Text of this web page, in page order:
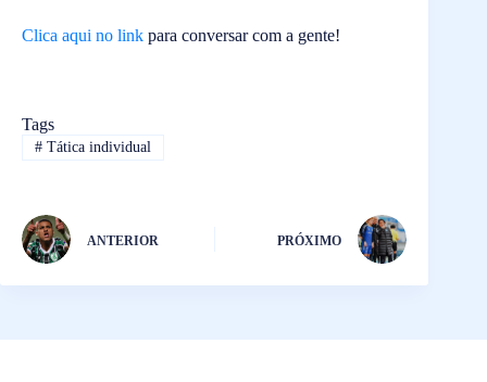
Clica aqui no link para conversar com a gente!
Tags
#Tática individual
ANTERIOR PRÓXIMO